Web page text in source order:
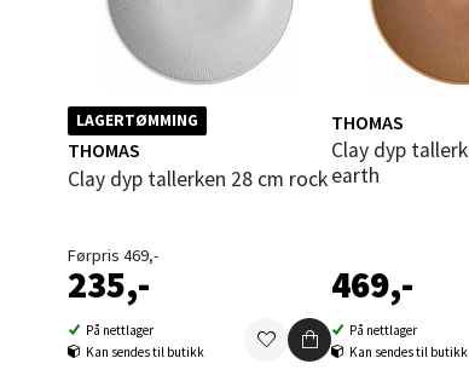
LAGERTØMMING
THOMAS
Clay dyp tallerken 28 cm rock
Førpris 469,-
235,-
På nettlager
Kan sendes til butikk
THOMAS
Clay dyp tallerken 28 cm
earth
469,-
På nettlager
Kan sendes til butikk